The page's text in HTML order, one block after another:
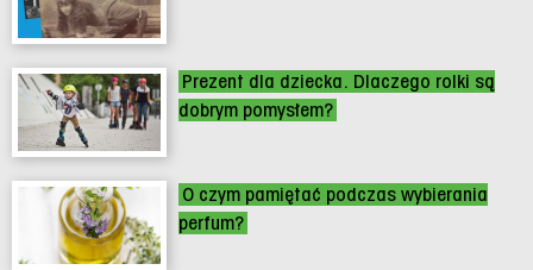
Prezent dla dziecka. Dlaczego rolki są
dobrym pomysłem?
O czym pamiętać podczas wybierania
perfum?